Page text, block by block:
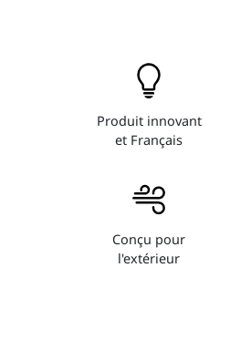
Produit innovant
et Français
Conçu pour
l'extérieur